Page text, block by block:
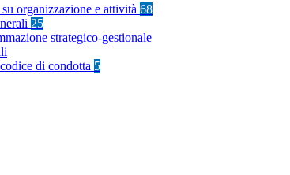
organizzazione e attività 68
25
strategico-gestionale
di condotta 5